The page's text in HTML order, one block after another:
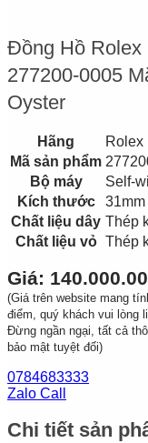
Đồng Hồ Rolex
277200-0005
Oyster
Hãng
Rolex
Mã sản phẩm
Bộ máy
Self-
Kích thước
31mm
Chất liệu dây Thép
Chất liệu vỏ Thép
Giá:
(Giá trên website mang
điểm, quý khách vui lòng
Đừng ngần ngại, tất cả
bảo mật tuyệt đối)
0784683333
Zalo Call
Chi tiết sản